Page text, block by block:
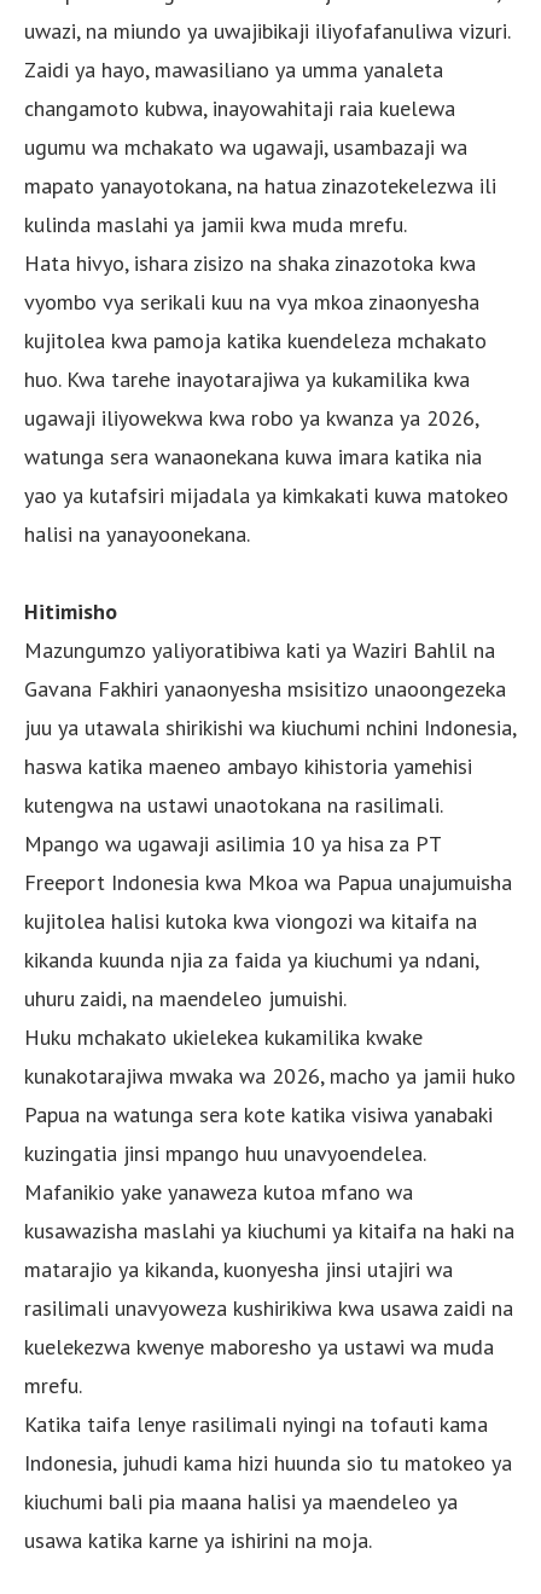
uwazi, na miundo ya uwajibikaji iliyofafanuliwa vizuri.
Zaidi ya hayo, mawasiliano ya umma yanaleta
changamoto kubwa, inayowahitaji raia kuelewa
ugumu wa mchakato wa ugawaji, usambazaji wa
mapato yanayotokana, na hatua zinazotekelezwa ili
kulinda maslahi ya jamii kwa muda mrefu.
Hata hivyo, ishara zisizo na shaka zinazotoka kwa
vyombo vya serikali kuu na vya mkoa zinaonyesha
kujitolea kwa pamoja katika kuendeleza mchakato
huo. Kwa tarehe inayotarajiwa ya kukamilika kwa
ugawaji iliyowekwa kwa robo ya kwanza ya 2026,
watunga sera wanaonekana kuwa imara katika nia
yao ya kutafsiri mijadala ya kimkakati kuwa matokeo
halisi na yanayoonekana.
Hitimisho
Mazungumzo yaliyoratibiwa kati ya Waziri Bahlil na
Gavana Fakhiri yanaonyesha msisitizo unaoongezeka
juu ya utawala shirikishi wa kiuchumi nchini Indonesia,
haswa katika maeneo ambayo kihistoria yamehisi
kutengwa na ustawi unaotokana na rasilimali.
Mpango wa ugawaji asilimia 10 ya hisa za PT
Freeport Indonesia kwa Mkoa wa Papua unajumuisha
kujitolea halisi kutoka kwa viongozi wa kitaifa na
kikanda kuunda njia za faida ya kiuchumi ya ndani,
uhuru zaidi, na maendeleo jumuishi.
Huku mchakato ukielekea kukamilika kwake
kunakotarajiwa mwaka wa 2026, macho ya jamii huko
Papua na watunga sera kote katika visiwa yanabaki
kuzingatia jinsi mpango huu unavyoendelea.
Mafanikio yake yanaweza kutoa mfano wa
kusawazisha maslahi ya kiuchumi ya kitaifa na haki na
matarajio ya kikanda, kuonyesha jinsi utajiri wa
rasilimali unavyoweza kushirikiwa kwa usawa zaidi na
kuelekezwa kwenye maboresho ya ustawi wa muda
mrefu.
Katika taifa lenye rasilimali nyingi na tofauti kama
Indonesia, juhudi kama hizi huunda sio tu matokeo ya
kiuchumi bali pia maana halisi ya maendeleo ya
usawa katika karne ya ishirini na moja.